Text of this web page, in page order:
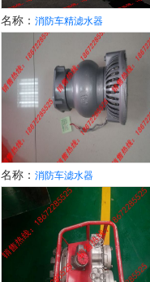
名称： 消防车精滤水器
名称： 消防车滤水器